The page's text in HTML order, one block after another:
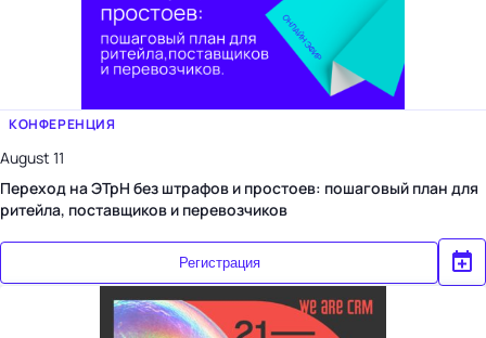
КОНФЕРЕНЦИЯ
August 11
Переход на ЭТрН без штрафов и простоев: пошаговый план для
ритейла, поставщиков и перевозчиков
Регистрация